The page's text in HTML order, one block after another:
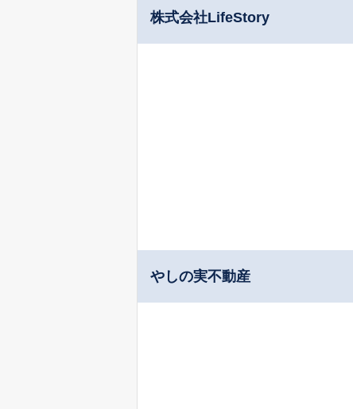
株式会社LifeStory
やしの実不動産